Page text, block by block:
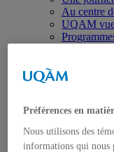
Au centre
UQAM
Autres
Domaines d’études
Éducation
Études
Préférences en
Nous utilisons des
informations qui nous